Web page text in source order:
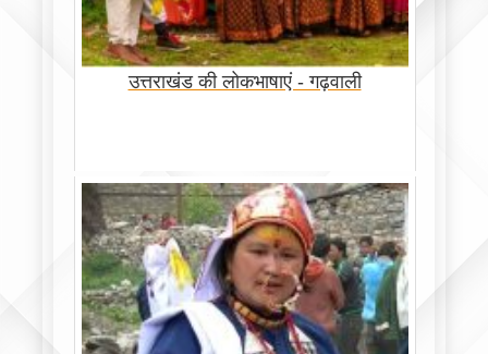
उत्तराखंड की लोकभाषाएं - गढ़वाली